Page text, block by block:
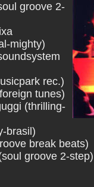
groove 2-
mighty)
rec.)
tunes)
(thrilling-
brasil)
break beats)
groove 2-step)